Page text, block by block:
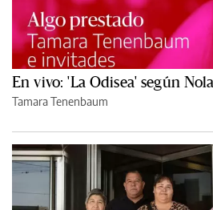
En vivo: 'La Odisea' según
Tamara Tenenbaum